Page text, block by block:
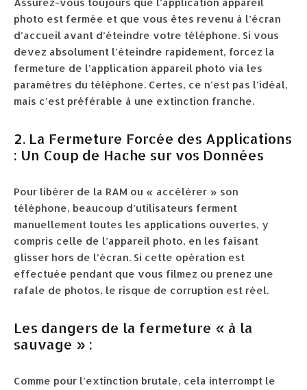
photo est fermée et que vous êtes revenu à l’écran
d’accueil avant d’éteindre votre téléphone. Si vous
devez absolument l’éteindre rapidement, forcez la
fermeture de l’application appareil photo via les
paramètres du téléphone. Certes, ce n’est pas l’idéal,
mais c’est préférable à une extinction franche.
2. La Fermeture Forcée des Applications
: Un Coup de Hache sur vos Données
Pour libérer de la RAM ou « accélérer » son
téléphone, beaucoup d’utilisateurs ferment
manuellement toutes les applications ouvertes, y
compris celle de l’appareil photo, en les faisant
glisser hors de l’écran. Si cette opération est
effectuée pendant que vous filmez ou prenez une
rafale de photos, le risque de corruption est réel.
Les dangers de la fermeture « à la
sauvage » :
Comme pour l’extinction brutale, cela interrompt le